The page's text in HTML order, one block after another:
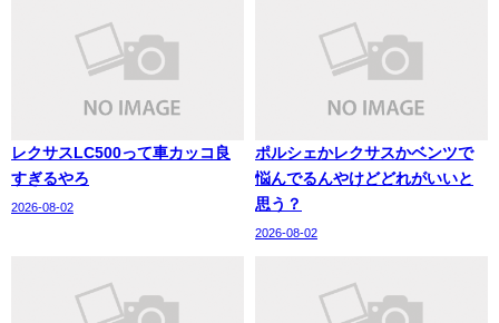
レクサスLC500って車カッコ良
すぎるやろ
2026-08-02
ポルシェかレクサスかベンツで
悩んでるんやけどどれがいいと
思う？
2026-08-02